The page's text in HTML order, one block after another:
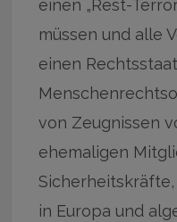
einen „Rest-
müssen und alle
einen
von Zeugnissen
ehemaligen
in Europa und